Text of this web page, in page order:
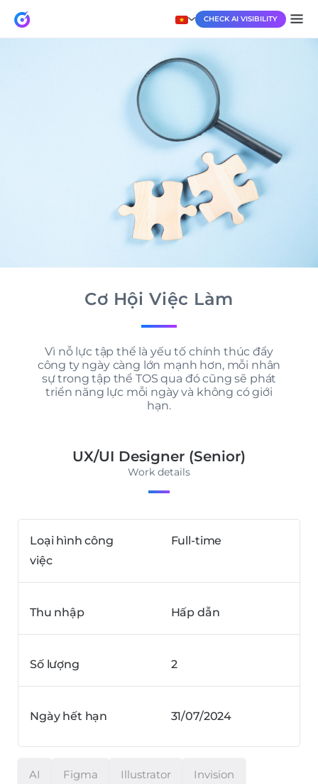
CHECK AI VISIBILITY
Cơ Hội Việc Làm
Vì nỗ lực tập thể là yếu tố chính thúc đẩy
công ty ngày càng lớn mạnh hơn, mỗi nhân
sự trong tập thể TOS qua đó cũng sẽ phát
triển năng lực mỗi ngày và không có giới
hạn.
UX/UI Designer (Senior)
Work details
Loại hình công
việc
Full-time
Thu nhập Hấp dẫn
Số lượng 2
Ngày hết hạn 31/07/2024
AI Figma Illustrator Invision